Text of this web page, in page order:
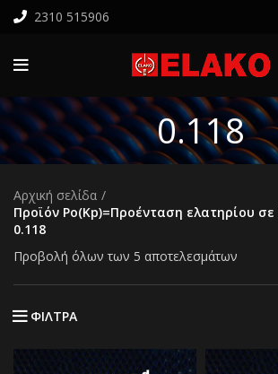
2310 515906
0.118
Αρχική σελίδα
Προϊόν Po(Kp)=Προένταση ελατηρίου
0.118
Προβολή όλων των 5 αποτελεσμάτων
ΦΙΛΤΡΑ